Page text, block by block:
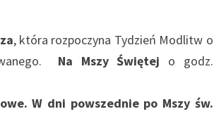
, która rozpoczyna Tydzień Modlitw o
Na Mszy Świętej o godz.
W dni powszednie po Mszy św.